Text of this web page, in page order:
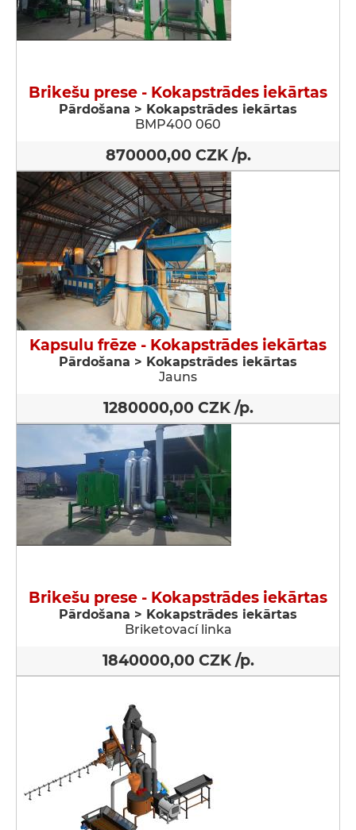
Brikešu prese - Kokapstrādes iekārtas
Pārdošana > Kokapstrādes iekārtas
BMP400 060
870000,00 CZK /p.
Kapsulu frēze - Kokapstrādes iekārtas
Pārdošana > Kokapstrādes iekārtas
Jauns
1280000,00 CZK /p.
Brikešu prese - Kokapstrādes iekārtas
Pārdošana > Kokapstrādes iekārtas
Briketovací linka
1840000,00 CZK /p.